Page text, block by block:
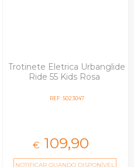
Trotinete Eletrica Urbanglide
Ride 55 Kids Rosa
REF: 5023047
€ 109,90
NOTIFICAR QUANDO DISPONÍVEL